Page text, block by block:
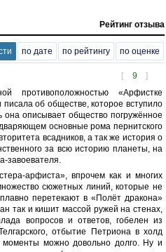
Рейтинг отзыва
по дате по рейтингу по оценке
[ 9 ]
противоположностью «Арфистке
об обществе, которое вступило
она описывает общество погружённое
основные рома пернитского
всадников, а так же история о
за всю историю планеты, на
завоевателя.
арфиста», впрочем как и многих
сюжетных линий, которые не
перетекают в «Полёт дракона»
так и кишит массой ружей на стенах,
вопросов и ответов, гобелен из
отбытие Петриона в холд
моменты можно довольно долго. Ну и